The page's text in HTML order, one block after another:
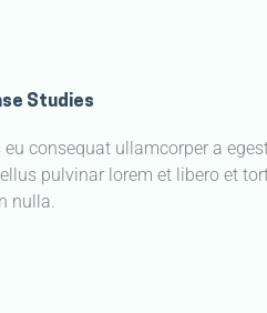
Studies
consequat ullamcorper a
pulvinar lorem et libero et
nulla.